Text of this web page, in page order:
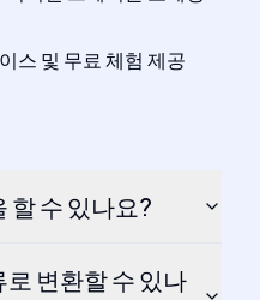
스 및 무료 체험 제공
할 수 있나요?
변환할 수 있나